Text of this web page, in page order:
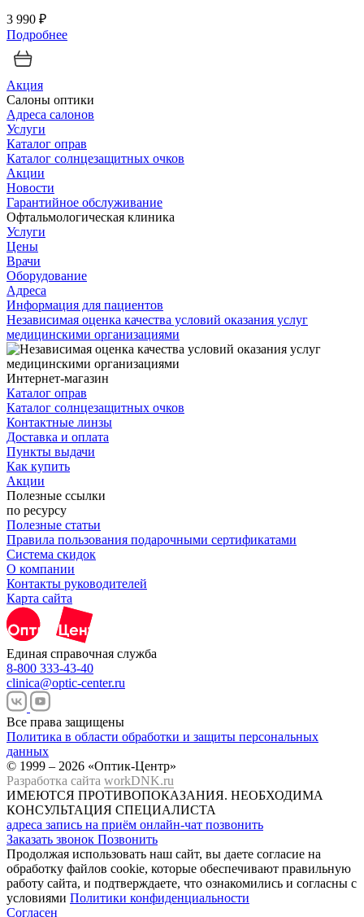
3 990 ₽
Подробнее
Акция
Салоны оптики
Адреса салонов
Услуги
Каталог оправ
Каталог солнцезащитных очков
Акции
Новости
Гарантийное обслуживание
Офтальмологическая клиника
Услуги
Цены
Врачи
Оборудование
Адреса
Информация для пациентов
Независимая оценка качества условий оказания услуг
медицинскими организациями
Интернет-магазин
Каталог оправ
Каталог солнцезащитных очков
Контактные линзы
Доставка и оплата
Пункты выдачи
Как купить
Акции
Полезные ссылки
по ресурсу
Полезные статьи
Правила пользования подарочными сертификатами
Система скидок
О компании
Контакты руководителей
Карта сайта
Единая справочная служба
8-800 333-43-40
clinica@optic-center.ru
Все права защищены
Политика в области обработки и защиты персональных
данных
© 1999 – 2026 «Оптик-Центр»
Разработка сайта workDNK.ru
ИМЕЮТСЯ ПРОТИВОПОКАЗАНИЯ. НЕОБХОДИМА
КОНСУЛЬТАЦИЯ СПЕЦИАЛИСТА
адреса запись на приём онлайн-чат позвонить
Заказать звонок Позвонить
Продолжая использовать наш сайт, вы даете согласие на
обработку файлов cookie, которые обеспечивают правильную
работу сайта, и подтверждаете, что ознакомились и согласны с
условиями Политики конфиденциальности
Согласен